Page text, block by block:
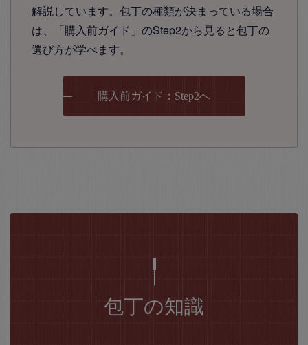
解説しています。包丁の種類が決まっている場合
は、「購入前ガイド」のStep2から見ると包丁の
選び方が学べます。
購入前ガイド：Step2へ
包丁の知識